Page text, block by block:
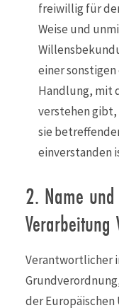
freiwillig für
Weise und
einer
Handlung, mit
verstehen gibt,
sie
einverstanden
2. Name
Verarbeitung
Verantwortlicher
der